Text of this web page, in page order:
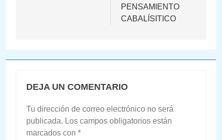
PENSAMIENTO
CABALÍSITICO
DEJA UN COMENTARIO
Tu dirección de correo electrónico no será
publicada. Los campos obligatorios están
marcados con *